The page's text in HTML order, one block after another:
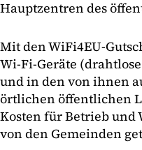
Hauptzentren des
Mit den WiFi4EU-
Wi-Fi-Geräte
und in den von ihnen
örtlichen öffentlichen
Kosten für Betrieb und
von den Gemeinden